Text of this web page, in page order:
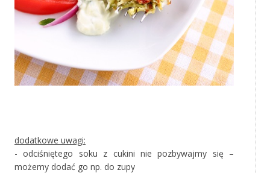
dodatkowe uwagi:
- odciśniętego soku z cukini nie pozbywajmy się –
możemy dodać go np. do zupy